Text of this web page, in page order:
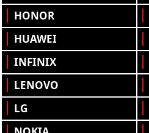
HONOR
HUAWEI
INFINIX
LENOVO
LG